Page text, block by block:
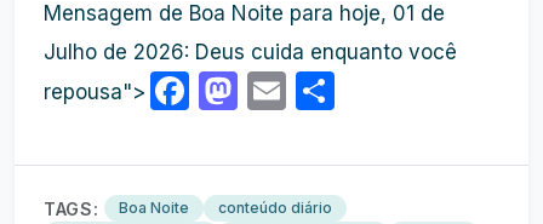
Mensagem de Boa Noite para hoje, 01 de
Julho de 2026: Deus cuida enquanto você
repousa">
Facebook
Mastodon
Email
TAGS: Boa Noite
conteúdo diário